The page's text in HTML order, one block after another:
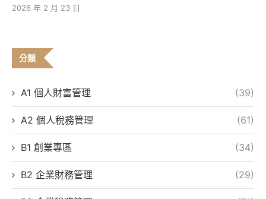
2026 年 2 月 23 日
分類
A1 個人財富管理 (39)
A2 個人稅務管理 (61)
B1 創業專區 (34)
B2 企業財務管理 (29)